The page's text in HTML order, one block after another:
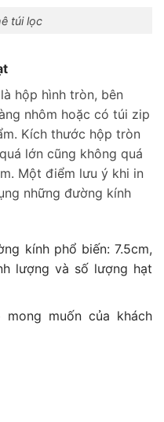
túi lọc
hộp hình tròn, bên
nhôm hoặc có túi zip
Kích thước hộp tròn
lớn cũng không quá
Một điểm lưu ý khi in
những đường kính
kính phổ biến: 7.5cm,
lượng và số lượng hạt
muốn của khách